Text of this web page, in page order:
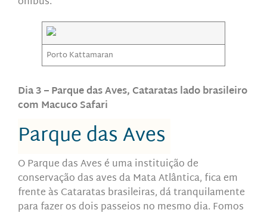
Porto Kattamaran
Dia 3 – Parque das Aves, Cataratas lado brasileiro
com Macuco Safari
Parque das Aves
O Parque das Aves é uma instituição de
conservação das aves da Mata Atlântica, fica em
frente às Cataratas brasileiras, dá tranquilamente
para fazer os dois passeios no mesmo dia. Fomos